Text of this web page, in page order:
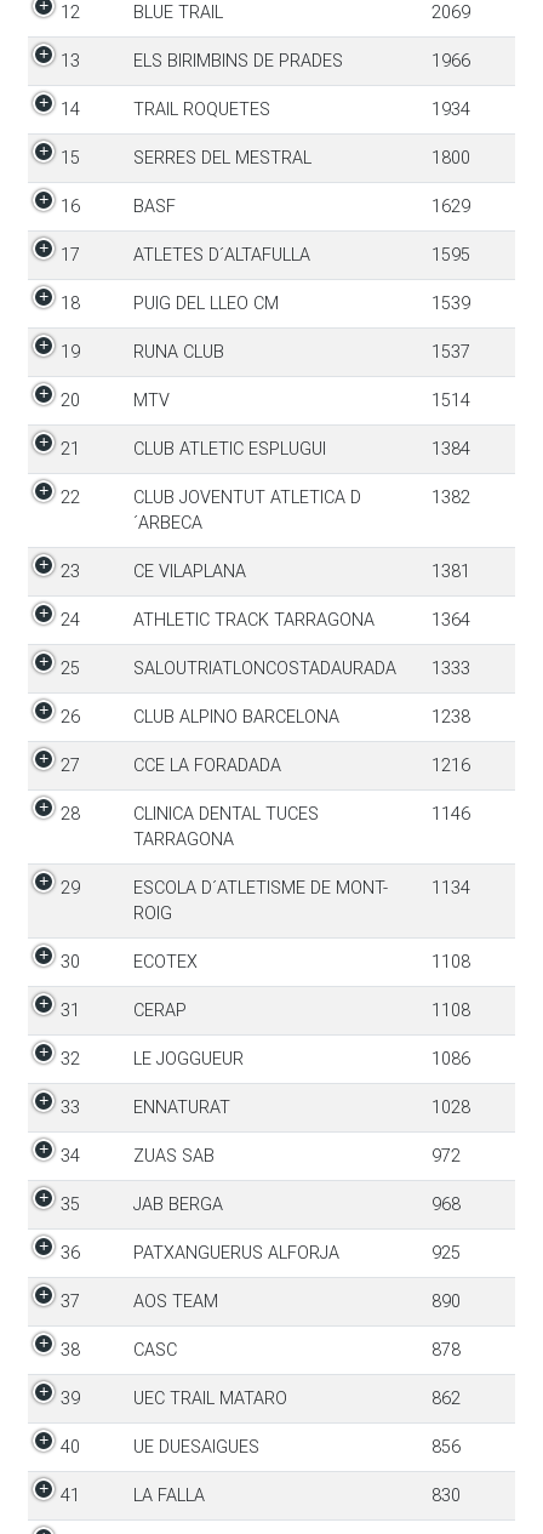
12 BLUE TRAIL 2069
13 ELS BIRIMBINS DE PRADES 1966
14 TRAIL ROQUETES 1934
15 SERRES DEL MESTRAL 1800
16 BASF 1629
17 ATLETES D´ALTAFULLA 1595
18 PUIG DEL LLEO CM 1539
19 RUNA CLUB 1537
20 MTV 1514
21 CLUB ATLETIC ESPLUGUI 1384
22
CLUB JOVENTUT ATLETICA D
´ARBECA
1382
23 CE VILAPLANA 1381
24 ATHLETIC TRACK TARRAGONA 1364
25 SALOUTRIATLONCOSTADAURADA 1333
26 CLUB ALPINO BARCELONA 1238
27 CCE LA FORADADA 1216
28
CLINICA DENTAL TUCES
TARRAGONA
1146
29
ESCOLA D´ATLETISME DE MONT-
ROIG
1134
30 ECOTEX 1108
31 CERAP 1108
32 LE JOGGUEUR 1086
33 ENNATURAT 1028
34 ZUAS SAB 972
35 JAB BERGA 968
36 PATXANGUERUS ALFORJA 925
37 AOS TEAM 890
38 CASC 878
39 UEC TRAIL MATARO 862
40 UE DUESAIGUES 856
41 LA FALLA 830